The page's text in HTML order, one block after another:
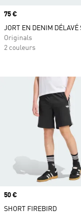
Prix
50 €
SHORT FIREBIRD
Prix
75 €
JORT EN DENIM
Originals
2 couleurs